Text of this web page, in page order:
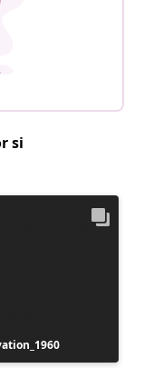
si